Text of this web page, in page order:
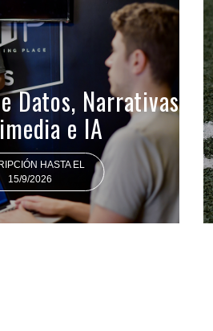
Datos, Narrativas
e IA
HASTA EL
15/9/2026